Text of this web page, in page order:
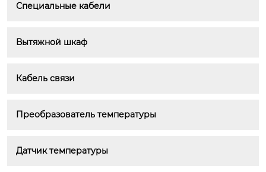
Специальные кабели
Вытяжной шкаф
Кабель связи
Преобразователь температуры
Датчик температуры